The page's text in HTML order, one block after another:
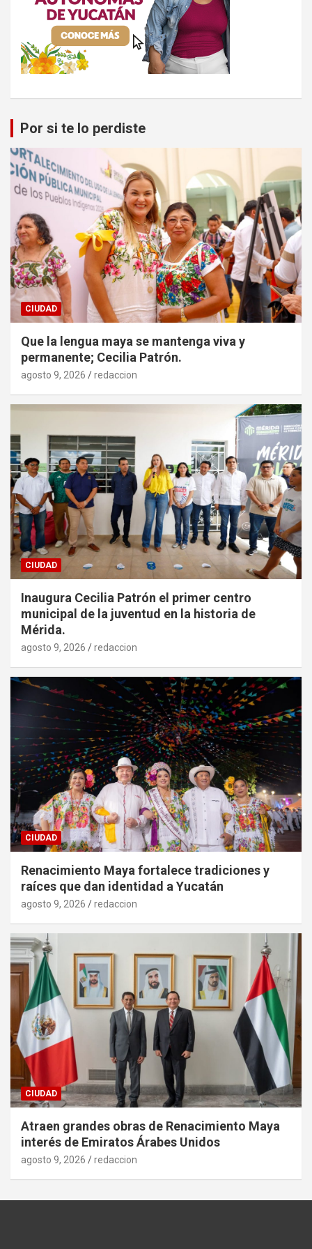
Por si te lo perdiste
CIUDAD
Que la lengua maya se mantenga viva y
permanente; Cecilia Patrón.
agosto 9, 2026 redaccion
CIUDAD
Inaugura Cecilia Patrón el primer centro
municipal de la juventud en la historia de
Mérida.
agosto 9, 2026 redaccion
CIUDAD
Renacimiento Maya fortalece tradiciones y
raíces que dan identidad a Yucatán
agosto 9, 2026 redaccion
CIUDAD
Atraen grandes obras de Renacimiento Maya
interés de Emiratos Árabes Unidos
agosto 9, 2026 redaccion